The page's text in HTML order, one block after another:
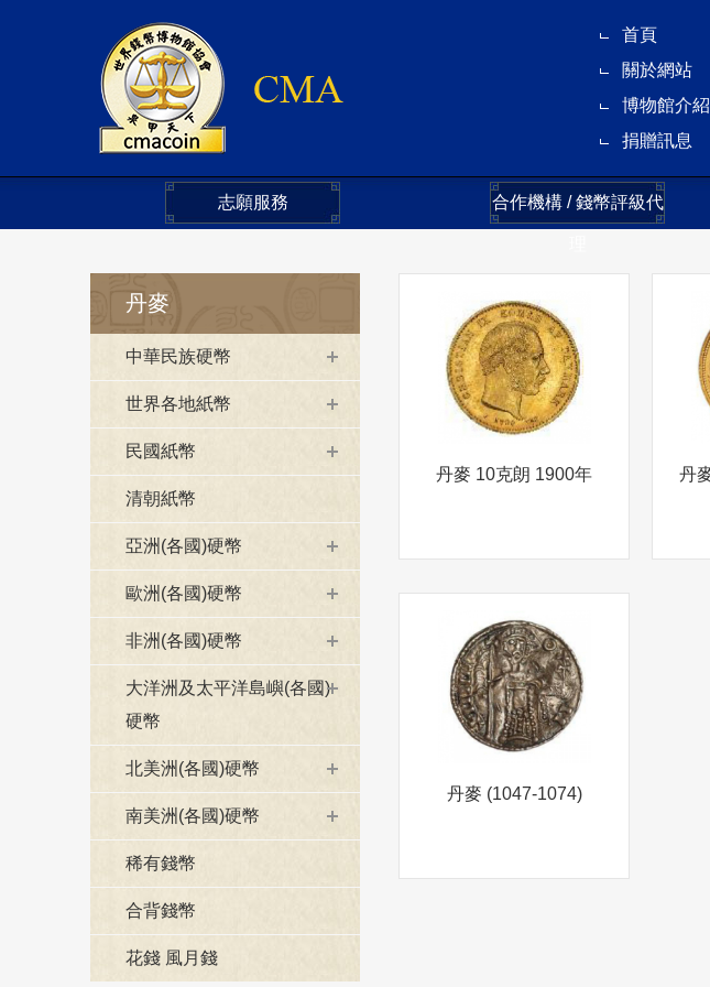
首頁
關於網站
博物館介紹
捐贈訊息
志願服務 合作機構 / 錢幣評級代
丹麥
中華民族硬幣
世界各地紙幣
民國紙幣
清朝紙幣
亞洲(各國)硬幣
歐洲(各國)硬幣
非洲(各國)硬幣
大洋洲及太平洋島嶼(各國)
硬幣
北美洲(各國)硬幣
南美洲(各國)硬幣
稀有錢幣
合背錢幣
花錢 風月錢
丹麥 10克朗 1900年
丹麥 (1047-1074)